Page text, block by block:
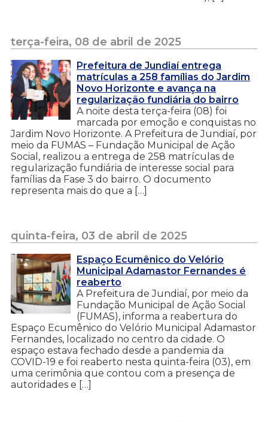
terça-feira, 08 de abril de 2025
Prefeitura de Jundiaí entrega
matrículas a 258 famílias do Jardim
Novo Horizonte e avança na
regularização fundiária do bairro
A noite desta terça-feira (08) foi
marcada por emoção e conquistas no
Jardim Novo Horizonte. A Prefeitura de Jundiaí, por
meio da FUMAS – Fundação Municipal de Ação
Social, realizou a entrega de 258 matrículas de
regularização fundiária de interesse social para
famílias da Fase 3 do bairro. O documento
representa mais do que a […]
quinta-feira, 03 de abril de 2025
Espaço Ecumênico do Velório
Municipal Adamastor Fernandes é
reaberto
A Prefeitura de Jundiaí, por meio da
Fundação Municipal de Ação Social
(FUMAS), informa a reabertura do
Espaço Ecumênico do Velório Municipal Adamastor
Fernandes, localizado no centro da cidade. O
espaço estava fechado desde a pandemia da
COVID-19 e foi reaberto nesta quinta-feira (03), em
uma cerimônia que contou com a presença de
autoridades e […]